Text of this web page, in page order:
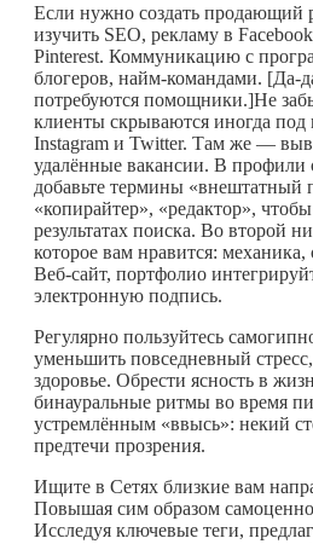
Если нужно создать продающий
изучить SEO, рекламу в
Pinterest. Коммуникацию с
блогеров, найм-командами. [Да-
потребуются помощники.]Не
клиенты скрываются иногда
Instagram и Twitter. Там же —
удалённые вакансии. В профили
добавьте термины «внештатный
«копирайтер», «редактор»,
результатах поиска. Во второй
которое вам нравится:
Веб-сайт, портфолио
электронную подпись.
Регулярно пользуйтесь
уменьшить повседневный
здоровье. Обрести ясность в
бинауральные ритмы во время
устремлённым «ввысь»: некий
предтечи прозрения.
Ищите в Сетях близкие вам
Повышая сим образом
Исследуя ключевые теги,